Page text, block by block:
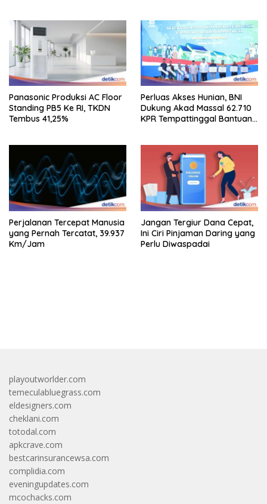
Panasonic Produksi AC Floor
Standing PB5 Ke RI, TKDN
Tembus 41,25%
Perluas Akses Hunian, BNI
Dukung Akad Massal 62.710
KPR Tempattinggal Bantuan
Perjalanan Tercepat Manusia
yang Pernah Tercatat, 39.937
Km/Jam
Jangan Tergiur Dana Cepat,
Ini Ciri Pinjaman Daring yang
Perlu Diwaspadai
playoutworlder.com
temeculabluegrass.com
eldesigners.com
cheklani.com
totodal.com
apkcrave.com
bestcarinsurancewsa.com
complidia.com
eveningupdates.com
mcochacks.com